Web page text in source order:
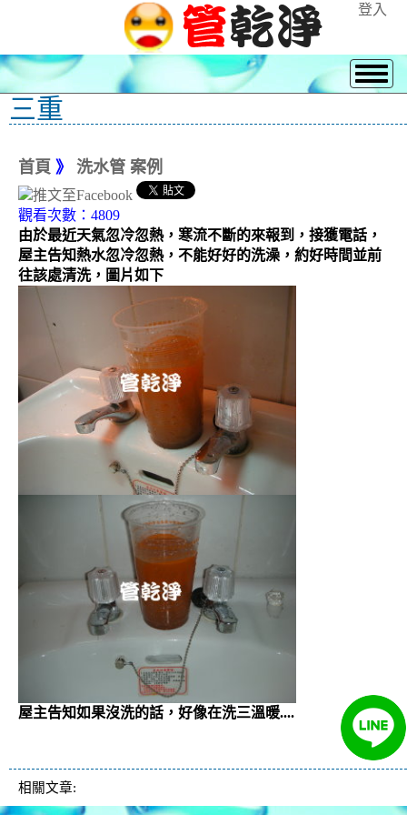
登入
三重
首頁 》 洗水管 案例
觀看次數：4809
由於最近天氣忽冷忽熱，寒流不斷的來報到，接獲電話，
屋主告知熱水忽冷忽熱，不能好好的洗澡，約好時間並前
往該處清洗，圖片如下
屋主告知如果沒洗的話，好像在洗三溫暖....
清洗水管 水管清洗 熱水忽冷忽熱 水管堵塞 水管阻
相關文章: